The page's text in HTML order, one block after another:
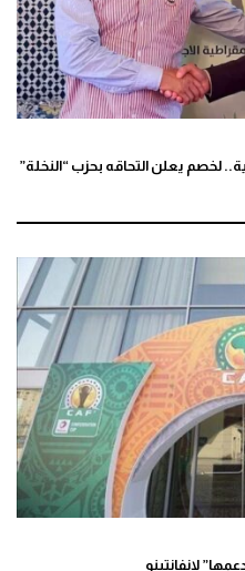
لخصم يعلن التحاقه بحزب “النخلة”
لإنفانتينو